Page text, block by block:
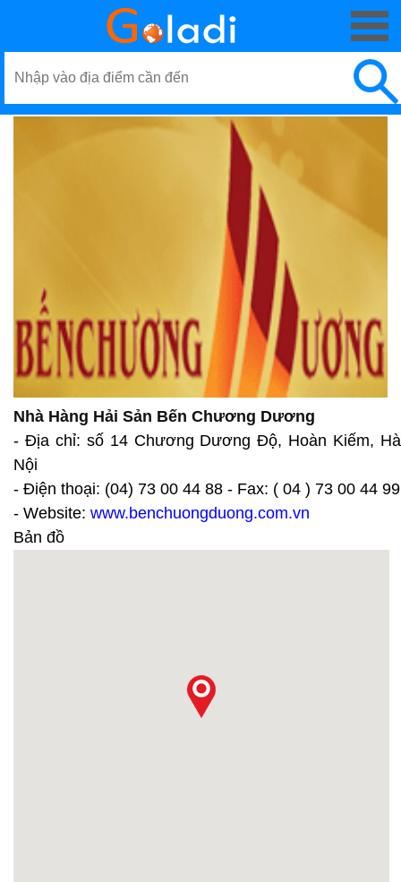
Nhà Hàng Hải Sản Bến Chương Dương
- Địa chỉ: số 14 Chương Dương Độ, Hoàn Kiếm, Hà
Nội
- Điện thoại: (04) 73 00 44 88 - Fax: ( 04 ) 73 00 44 99
- Website: www.benchuongduong.com.vn
Bản đồ